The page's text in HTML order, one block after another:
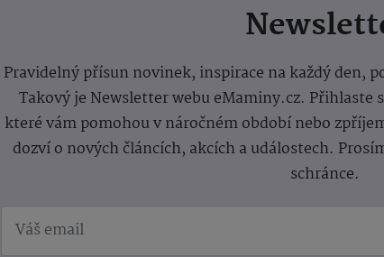
Pravidelný přísun novinek, inspirace na každý den,
Takový je Newsletter webu eMaminy.cz. Přihlaste
které vám pomohou v náročném období nebo
dozví o nových článcích, akcích a událostech.
schránce.